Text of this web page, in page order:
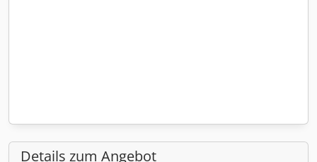
Details zum Angebot